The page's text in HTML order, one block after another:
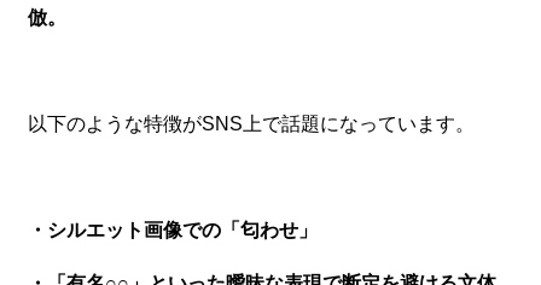
倣。
以下のような特徴がSNS上で話題になっています。
・シルエット画像での「匂わせ」